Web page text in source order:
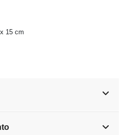
15 cm